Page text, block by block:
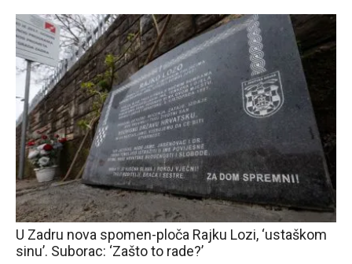
U Zadru nova spomen-ploča Rajku Lozi, ‘ustaškom
sinu’. Suborac: ‘Zašto to rade?’